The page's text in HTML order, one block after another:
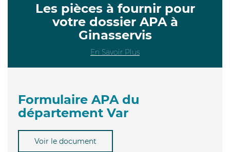
Les pièces à fournir pour
votre dossier APA à
Ginasservis
En Savoir Plus
Formulaire APA du
département Var
Voir le document